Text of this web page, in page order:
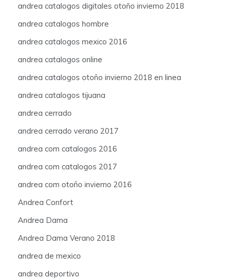
andrea catalogos digitales otoño invierno 2018
andrea catalogos hombre
andrea catalogos mexico 2016
andrea catalogos online
andrea catalogos otoño invierno 2018 en linea
andrea catalogos tijuana
andrea cerrado
andrea cerrado verano 2017
andrea com catalogos 2016
andrea com catalogos 2017
andrea com otoño invierno 2016
Andrea Confort
Andrea Dama
Andrea Dama Verano 2018
andrea de mexico
andrea deportivo